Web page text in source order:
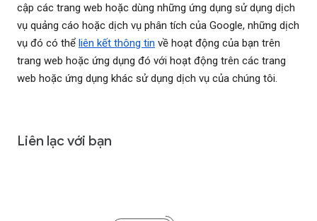
cập các trang web hoặc dùng những ứng dụng sử dụng dịch
vụ quảng cáo hoặc dịch vụ phân tích của Google, những dịch
vụ đó có thể liên kết thông tin về hoạt động của bạn trên
trang web hoặc ứng dụng đó với hoạt động trên các trang
web hoặc ứng dụng khác sử dụng dịch vụ của chúng tôi.
Liên lạc với bạn